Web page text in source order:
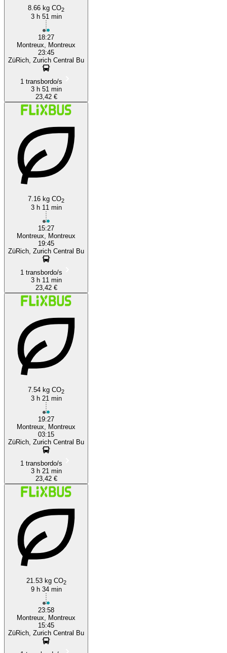
8.66 kg CO2
3 h 51 min
18:27
Montreux, Montreux
23:45
ZüRich, Zurich Central Bu
1 transbordo/s
3 h 51 min
23,42 €
7.16 kg CO2
3 h 11 min
15:27
Montreux, Montreux
19:45
ZüRich, Zurich Central Bu
1 transbordo/s
3 h 11 min
23,42 €
7.54 kg CO2
3 h 21 min
19:27
Montreux, Montreux
03:15
ZüRich, Zurich Central Bu
1 transbordo/s
3 h 21 min
23,42 €
21.53 kg CO2
9 h 34 min
23:58
Montreux, Montreux
15:45
ZüRich, Zurich Central Bu